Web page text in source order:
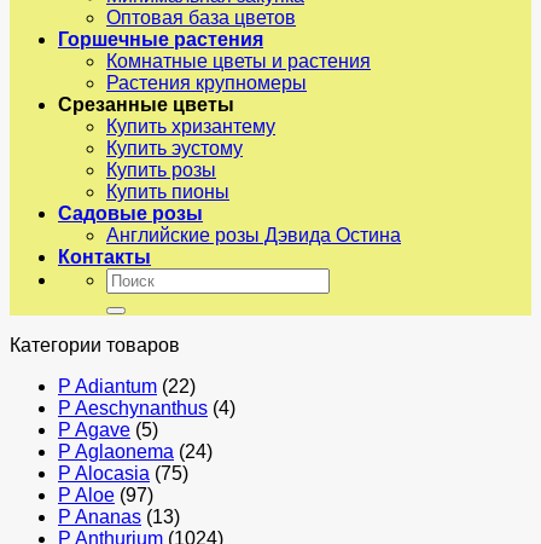
Оптовая база цветов
Горшечные растения
Комнатные цветы и растения
Растения крупномеры
Срезанные цветы
Купить хризантему
Купить эустому
Купить розы
Купить пионы
Садовые розы
Английские розы Дэвида Остина
Контакты
Искать:
Категории товаров
P Adiantum (22)
P Aeschynanthus (4)
P Agave (5)
P Aglaonema (24)
P Alocasia (75)
P Aloe (97)
P Ananas (13)
P Anthurium (1024)